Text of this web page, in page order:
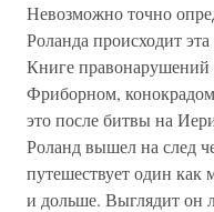
Невозможно точно
Роланда происходит
Книге правонарушений
Фриборном,
это после битвы на
Роланд вышел на след
путешествует один как
и дольше. Выглядит он